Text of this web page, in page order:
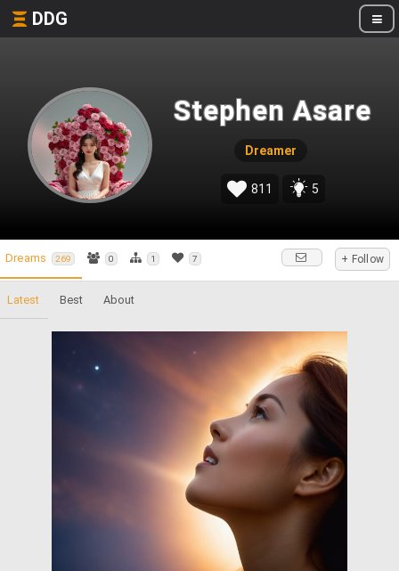
DDG
Stephen Asare
Dreamer
811 5
Dreams 269 0 1 7 + Follow
Latest Best About